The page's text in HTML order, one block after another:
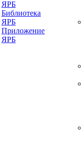
ЯРБ
Библиотека
ЯРБ
Приложение
ЯРБ